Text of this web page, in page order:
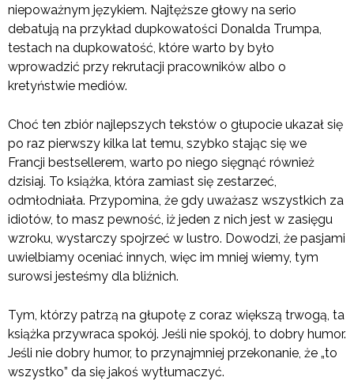
niepoważnym językiem. Najtęższe głowy na serio
debatują na przykład dupkowatości Donalda Trumpa,
testach na dupkowatość, które warto by było
wprowadzić przy rekrutacji pracowników albo o
kretyństwie mediów.
Choć ten zbiór najlepszych tekstów o głupocie ukazał się
po raz pierwszy kilka lat temu, szybko stając się we
Francji bestsellerem, warto po niego sięgnąć również
dzisiaj. To książka, która zamiast się zestarzeć,
odmłodniała. Przypomina, że gdy uważasz wszystkich za
idiotów, to masz pewność, iż jeden z nich jest w zasięgu
wzroku, wystarczy spojrzeć w lustro. Dowodzi, że pasjami
uwielbiamy oceniać innych, więc im mniej wiemy, tym
surowsi jesteśmy dla bliźnich.
Tym, którzy patrzą na głupotę z coraz większą trwogą, ta
książka przywraca spokój. Jeśli nie spokój, to dobry humor.
Jeśli nie dobry humor, to przynajmniej przekonanie, że „to
wszystko” da się jakoś wytłumaczyć.